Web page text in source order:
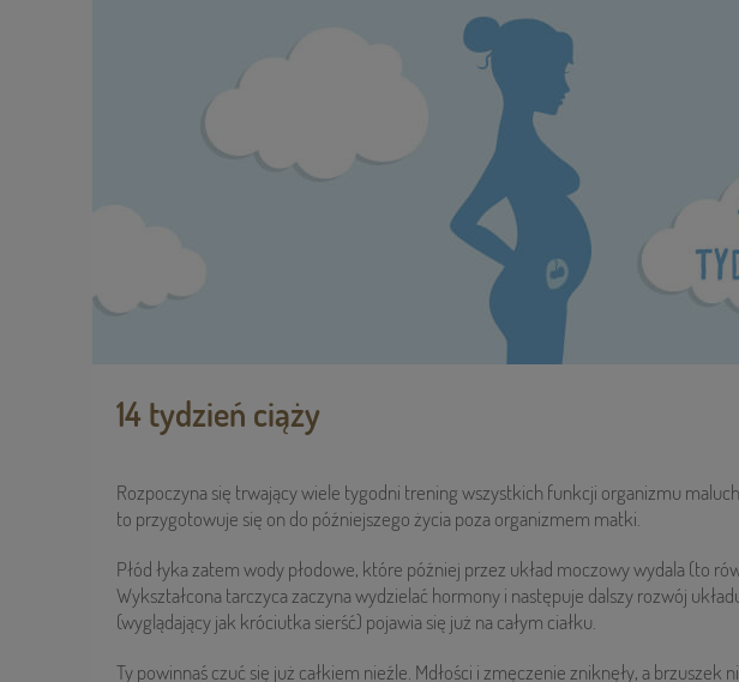
14 tydzień ciąży
Rozpoczyna się trwający wiele tygodni trening wszystkich funkcji organizmu
to przygotowuje się on do późniejszego życia poza organizmem matki.
Płód łyka zatem wody płodowe, które później przez układ moczowy wydala (to
Wykształcona tarczyca zaczyna wydzielać hormony i następuje dalszy rozwój
(wyglądający jak króciutka sierść) pojawia się już na całym ciałku.
Ty powinnaś czuć się już całkiem nieźle. Mdłości i zmęczenie zniknęły, a brzuszek